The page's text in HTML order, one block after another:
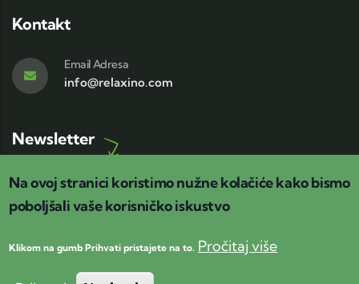
Kontakt
Email Adresa
info@relaxino.com
Newsletter
Pretplatite se naRelaxino newsletter!
Na ovoj stranici koristimo nužne kolačiće kako bismo
poboljšali vaše korisničko iskustvo
Klikom na gumb Prihvati pristajete na to. Pročitaj više